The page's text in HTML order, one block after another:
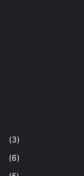
(3)
(6)